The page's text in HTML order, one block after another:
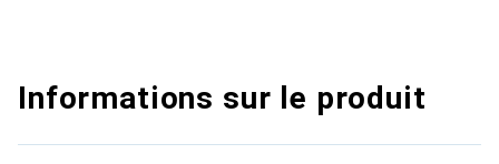
Informations sur le produit